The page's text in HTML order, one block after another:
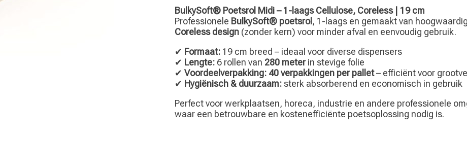
aantal
BulkySoft® Poetsrol Midi – 1-laags Cellulose, Coreless | 19 cm
Professionele BulkySoft® poetsrol , 1-laags en gemaakt van
Coreless design (zonder kern) voor minder afval en eenvoudig gebruik.
✔ Formaat: 19 cm breed – ideaal voor diverse dispensers
✔ Lengte: 6 rollen van 280 meterin stevige folie
✔ Voordeelverpakking: 40 verpakkingen per pallet– efficiënt voor
✔ Hygiënisch & duurzaam: sterk absorberend en economisch in gebruik
Perfect voor werkplaatsen, horeca, industrie en andere professionele
waar een betrouwbare en kostenefficiënte poetsoplossing nodig is.